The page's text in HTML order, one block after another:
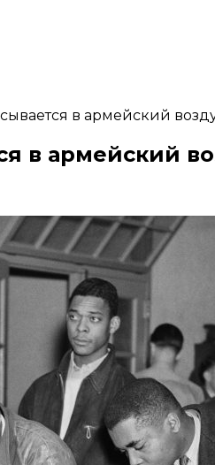
в армейский
в армейский